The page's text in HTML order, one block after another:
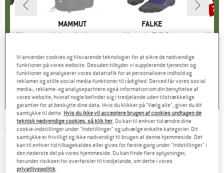
Silk
)
MÆRKE
MAMMUT
Artikel
Helmet Holder
4,0(7)
MÆRKE
FALKE
Artikel
Women's TK2 Crest
+4
4,9(15)
Artikel
THE NORTH FACE -Boy's Amphibious Class V
Short - Boardshorts
(0)
Vi anvender cookies og tilsvarende teknologier for at sikre de nødvendige
funktioner på vores website. Desuden tilbyder vi supplerende tjenester og
funktioner og analyserer vores datatrafik for at personalisere indhold og
reklamer og stille social media-funktioner til rådighed. Derved får vores social
media-, reklame- og analysepartnere også information om din benyttelse af
vores website, hvoraf nogle befinder sig i tredjelande uden tilstrækkelige
garantier for at beskytte dine data. Hvis du klikker på "Vælg alle", giver du dit
samtykke til dette. Hvis du ikke vil acceptere brugen af cookies undtagen de
teknisk nødvendige cookies, så klik her . Du kan til enhver tid ændre dine
cookie-indstillinger under "Indstillinger" og udvælge enkelte kategorier. Dit
samtykke er frivilligt og ikke nødvendigt til brugen af denne hjemmeside. Det
kan til enhver tid tilbagekaldes eller gives for første gang under "Indstillinger" i
den nederste del på vores hjemmeside. Du kan finde flere oplysninger,
herunder risikoen for overførsler til tredjelande, om dette i vores
privatlivspolitik